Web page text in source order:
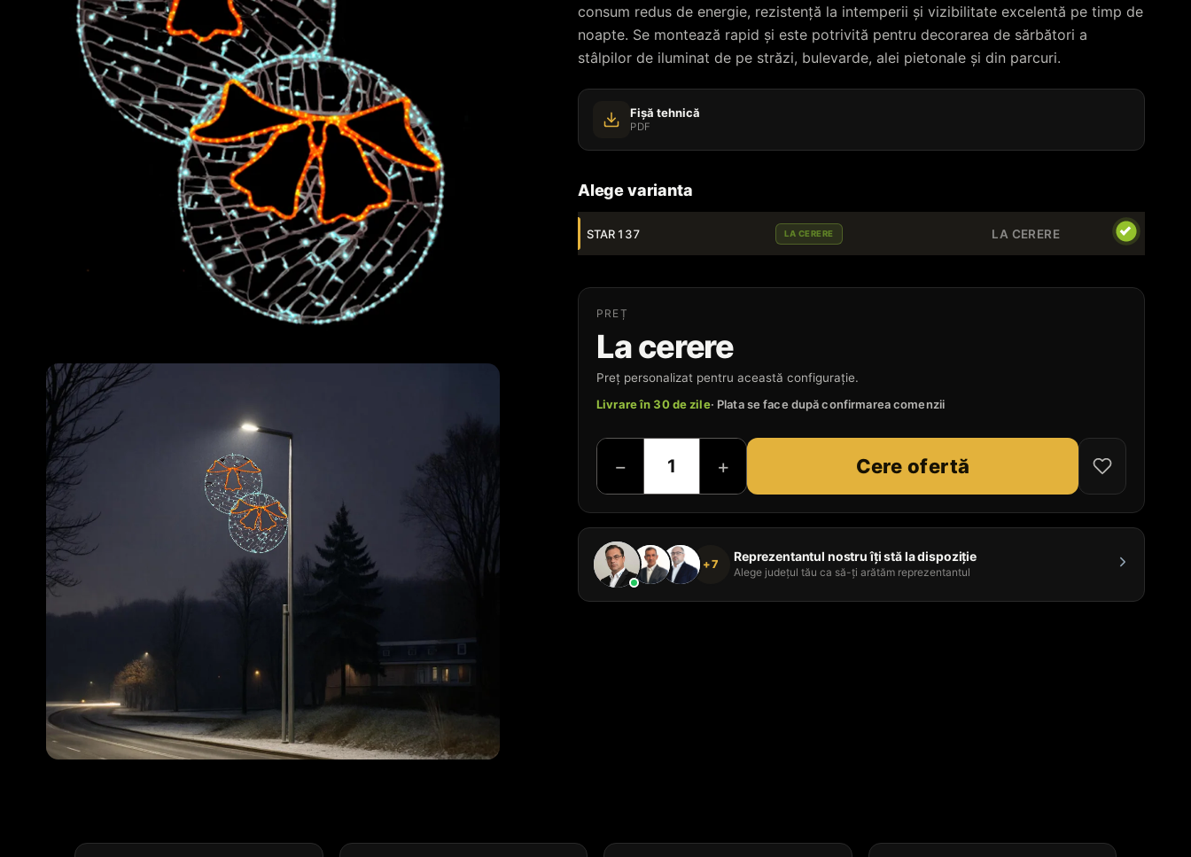
consum redus de energie, rezistență la intemperii și vizibilitate excelentă pe timp de
noapte. Se montează rapid și este potrivită pentru decorarea de sărbători a
stâlpilor de iluminat de pe străzi, bulevarde, alei pietonale și din parcuri.
Fișă tehnică
PDF
Alege varianta
STAR 137 LA CERERE LA CERERE
PREȚ
La cerere
Preț personalizat pentru această configurație.
Livrare în 30 de zile· Plata se face după confirmarea comenzii
− + Cere ofertă
+7
Reprezentantul nostru îți stă la dispoziție
Alege județul tău ca să-ți arătăm reprezentantul